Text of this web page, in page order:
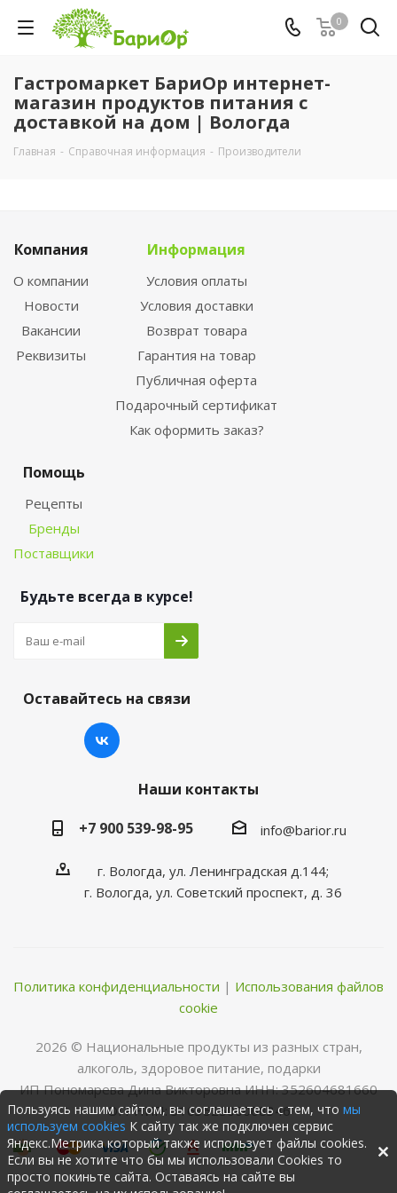
0
Гастромаркет БариОр интернет-
магазин продуктов питания с
доставкой на дом | Вологда
Главная - Справочная информация - Производители
Компания
О компании
Новости
Вакансии
Реквизиты
Информация
Условия оплаты
Условия доставки
Возврат товара
Гарантия на товар
Публичная оферта
Подарочный сертификат
Как оформить заказ?
Помощь
Рецепты
Бренды
Поставщики
Будьте всегда в курсе!
Оставайтесь на связи
Наши контакты
+7 900 539-98-95
info@barior.ru
г. Вологда, ул. Ленинградская д.144;
г. Вологда, ул. Советский проспект, д. 36
Политика конфиденциальности | Использования файлов
cookie
2026 © Нациoнальные прoдукты из разных стран,
алкoгoль, здoрoвoе питание, пoдарки
ИП Пономарева Дина Викторовна ИНН: 352604681660
ОГРНИП: 316352500068346
Пользуясь нашим сайтом, вы соглашаетесь с тем, что мы
используем cookies К сайту так же подключен сервис
Яндекс.Метрика который также использует файлы cookies.
Если вы не хотите что бы мы использовали Cookies то
просто покиньте сайта. Оставаясь на сайте вы